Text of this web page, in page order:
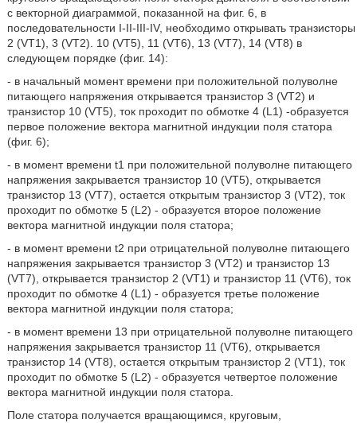
с векторной диаграммой, показанной на фиг. 6, в
последовательности I-II-III-IV, необходимо открывать транзисторы
2 (VT1), 3 (VT2). 10 (VT5), 11 (VT6), 13 (VT7), 14 (VT8) в
следующем порядке (фиг. 14):
- в начальный момент времени при положительной полуволне
питающего напряжения открывается транзистор 3 (VT2) и
транзистор 10 (VT5), ток проходит по обмотке 4 (L1) -образуется
первое положение вектора магнитной индукции поля статора
(фиг. 6);
- в момент времени t1 при положительной полуволне питающего
напряжения закрывается транзистор 10 (VT5), открывается
транзистор 13 (VT7), остается открытым транзистор 3 (VT2), ток
проходит по обмотке 5 (L2) - образуется второе положение
вектора магнитной индукции поля статора;
- в момент времени t2 при отрицательной полуволне питающего
напряжения закрывается транзистор 3 (VT2) и транзистор 13
(VT7), открывается транзистор 2 (VT1) и транзистор 11 (VT6), ток
проходит по обмотке 4 (L1) - образуется третье положение
вектора магнитной индукции поля статора;
- в момент времени 13 при отрицательной полуволне питающего
напряжения закрывается транзистор 11 (VT6), открывается
транзистор 14 (VT8), остается открытым транзистор 2 (VT1), ток
проходит по обмотке 5 (L2) - образуется четвертое положение
вектора магнитной индукции поля статора.
Поле статора получается вращающимся, круговым,